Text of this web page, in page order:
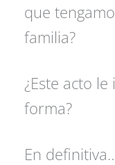
que
familia?
¿Este acto
forma?
En